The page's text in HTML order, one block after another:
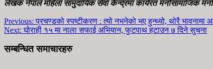
लेखक नेपाल महिला सामुदायिक सेवा केन्द्रमा कार्यरत मनोसामाजिक
Previous: प्रचण्डको स्पष्टीकरण : त्यो नभनेको भए हुन्थ्यो, थोरै भावनामा
Next: घोराही १५ मा नाला सफाई अभियान, फुटपाथ हटाउन ७ दिने सुचना
सम्बन्धित समाचारहरु